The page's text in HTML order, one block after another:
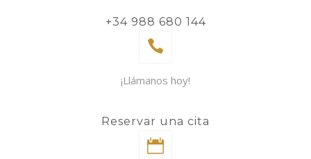
+34 988 680 144
¡Llámanos hoy!
Reservar una cita